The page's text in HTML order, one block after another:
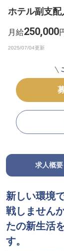
採
ホテル副支
月給250,000
求人概要
新しい環境
戦しません
たの新生活
す。